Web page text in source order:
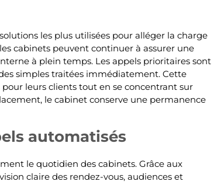
les plus utilisées pour alléger la charge
cabinets peuvent continuer à assurer une
à plein temps. Les appels prioritaires sont
simples traitées immédiatement. Cette
pour leurs clients tout en se concentrant sur
le cabinet conserve une permanence
automatisés
le quotidien des cabinets. Grâce aux
claire des rendez-vous, audiences et